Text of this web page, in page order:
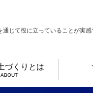
通じて役に立っていることが実感
づくりとは
ABOUT